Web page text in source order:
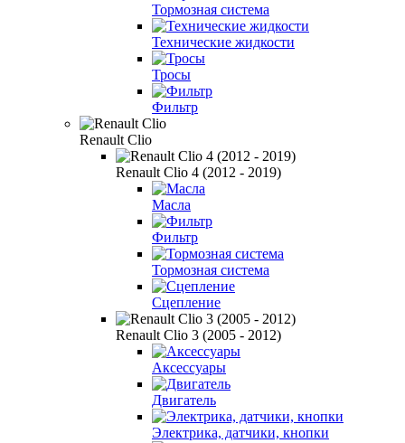
Тормозная система
Технические жидкости
Тросы
Фильтр
Renault Clio
Renault Clio 4 (2012 - 2019)
Масла
Фильтр
Тормозная система
Сцепление
Renault Clio 3 (2005 - 2012)
Аксессуары
Двигатель
Электрика, датчики, кнопки